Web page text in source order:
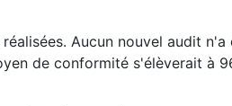
Aucun nouvel audit
de conformité s'élèverait à